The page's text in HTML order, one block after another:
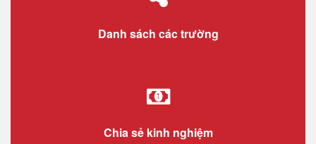
Danh sách các trường
Chia sẻ kinh nghiệm